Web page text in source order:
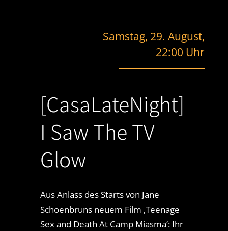
Samstag, 29. August,
22:00 Uhr
[CasaLateNight]
I Saw The TV
Glow
Aus Anlass des Starts von Jane
Schoenbruns neuem Film ‚Teenage
Sex and Death At Camp Miasma‘: Ihr